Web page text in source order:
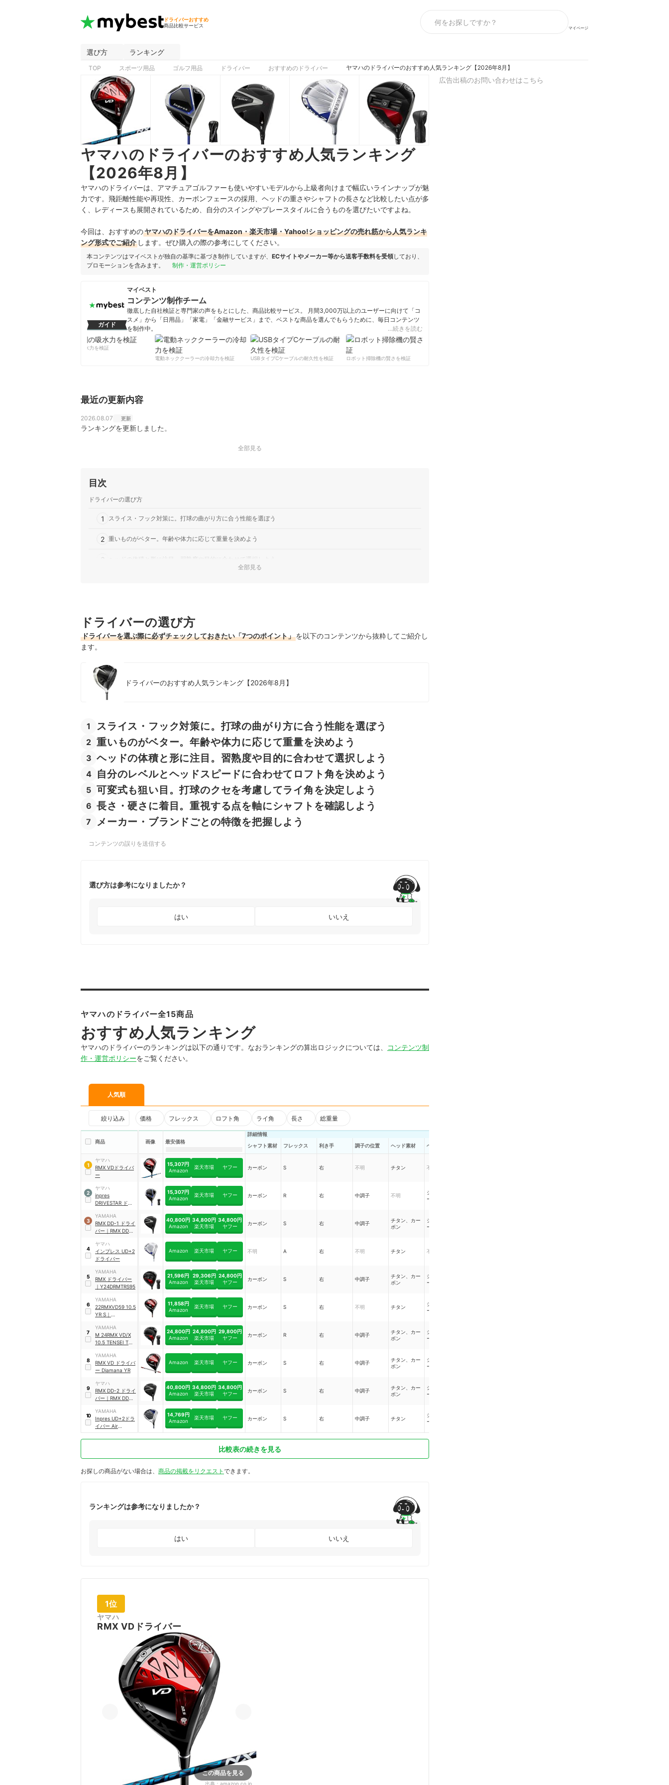
ドライバーおすすめ
商品比較サービス
マイページ
選び方 ランキング
TOP スポーツ用品 ゴルフ用品 ドライバー おすすめのドライバー ヤマハのドライバーのおすすめ人気ランキング【2026年8月】
ヤマハのドライバーのおすすめ人気ランキング
【2026年8月】
ヤマハのドライバーは、アマチュアゴルファーも使いやすいモデルから上級者向けまで幅広いラインナップが魅
力です。飛距離性能や再現性、カーボンフェースの採用、ヘッドの重さやシャフトの長さなど比較したい点が多
く、レディースも展開されているため、自分のスイングやプレースタイルに合うものを選びたいですよね。
今回は、おすすめのヤマハのドライバーをAmazon・楽天市場・Yahoo!ショッピングの売れ筋から人気ランキ
ング形式でご紹介 します。ぜひ購入の際の参考にしてください。
本コンテンツはマイベストが独自の基準に基づき制作していますが、 ECサイトやメーカー等から送客手数料を受領しており、
プロモーションを含みます。
制作・運営ポリシー
ガイド
マイベスト
コンテンツ制作チーム
徹底した自社検証と専門家の声をもとにした、商品比較サービス。 月間3,000万以上のユーザーに向けて「コ
スメ」から「日用品」「家電」「金融サービス」まで、ベストな商品を選んでもらうために、毎日コンテンツ
を制作中。
コンテンツ制作チームのプロフィール
…続きを読む
柔軟剤の吸水力を検証
電動ネッククーラーの冷却力を検証
USBタイプCケーブルの耐久性を検証 ロボット掃除機の賢さを検証
最近の更新内容
2026.08.07 更新
ランキングを更新しました。
全部見る
目次
ドライバーの選び方
1 スライス・フック対策に。打球の曲がり方に合う性能を選ぼう
2 重いものがベター。年齢や体力に応じて重量を決めよう
3 ヘッドの体積と形に注目。習熟度や目的に合わせて選択しよう
6 長さ・硬さに着目。重視する点を軸にシャフトを確認しよう
7 メーカー・ブランドごとの特徴を把握しよう
ヤマハのドライバーの売れ筋ランキングもチェック！
全部見る
ドライバーの選び方
ドライバーを選ぶ際に必ずチェックしておきたい「7つのポイント」を以下のコンテンツから抜粋してご紹介し
ます。
ドライバーのおすすめ人気ランキング【2026年8月】
1 スライス・フック対策に。打球の曲がり方に合う性能を選ぼう
2 重いものがベター。年齢や体力に応じて重量を決めよう
3 ヘッドの体積と形に注目。習熟度や目的に合わせて選択しよう
4 自分のレベルとヘッドスピードに合わせてロフト角を決めよう
5 可変式も狙い目。打球のクセを考慮してライ角を決定しよう
6 長さ・硬さに着目。重視する点を軸にシャフトを確認しよう
7 メーカー・ブランドごとの特徴を把握しよう
コンテンツの誤りを送信する
選び方は参考になりましたか？
はい いいえ
ヤマハのドライバー全15商品
おすすめ人気ランキング
ヤマハのドライバーのランキングは以下の通りです。なおランキングの算出ロジックについては、
コンテンツ制
作・運営ポリシーをご覧ください。
人気順
絞り込み 価格 フレックス ロフト角 ライ角 長さ 総重量
商品 画像 最安価格
詳細情報
シャフト素材
フレックス 利き手 調子の位置 ヘッド素材 ヘッド形状
1
ヤマハ
RMX VDドライバ
ー
15,307円
Amazon
楽天市場 ヤフー カーボン S 右 不明 チタン 不明
2
ヤマハ
inpres
DRIVESTAR ドラ
15,307円
Amazon
楽天市場 ヤフー カーボン R 右 中調子 不明
シャローフェ
ース
3
YAMAHA
RMX DD-1 ドライ
バー ｜ RMX DD-1
GR
40,800円
Amazon
34,800円
楽天市場
34,800円
ヤフー
カーボン S 右 中調子
チタン、カー
ボン
シャローフェ
ース
4
ヤマハ
インプレス UD+2
ドライバー
Amazon 楽天市場 ヤフー 不明 A 右 不明 チタン 不明
5
YAMAHA
RMX ドライバー
｜ Y24DRMTRS95
21,596円
Amazon
29,306円
楽天市場
24,800円
ヤフー
カーボン S 右 中調子
チタン、カー
ボン
シャローフェ
ース
6
YAMAHA
22RMXVD59 10.5
YR S ｜
11,858円
Amazon
楽天市場 ヤフー カーボン S 右 不明 チタン
シャローフェ
ース
7
YAMAHA
M 24RMX VD/X
10.5 TENSEI TR R
24,800円
Amazon
24,800円
楽天市場
29,800円
ヤフー
カーボン R 右 中調子
チタン、カー
ボン
シャローフェ
ース
8
YAMAHA
RMX VD ドライバ
ー Diamana YR
Amazon 楽天市場 ヤフー カーボン S 右 中調子
チタン、カー
ボン
シャローフェ
ース
9
ヤマハ
RMX DD-2 ドライ
バー ｜ RMX DD-2
GR
40,800円
Amazon
34,800円
楽天市場
34,800円
ヤフー
カーボン S 右 中調子
チタン、カー
ボン
シャローフェ
ース
10
YAMAHA
Inpres UD+2ドラ
イバー Air
Speeder for
Yamaha｜
14,769円
Amazon
楽天市場 ヤフー カーボン S 右 中調子 チタン
シャローフェ
ース
比較表の続きを見る
お探しの商品がない場合は、 商品の掲載をリクエスト できます。
ランキングは参考になりましたか？
はい いいえ
1位
ヤマハ
RMX VDドライバー
この商品を見る
出典： amazon.co.jp
広告出稿のお問い合わせはこちら